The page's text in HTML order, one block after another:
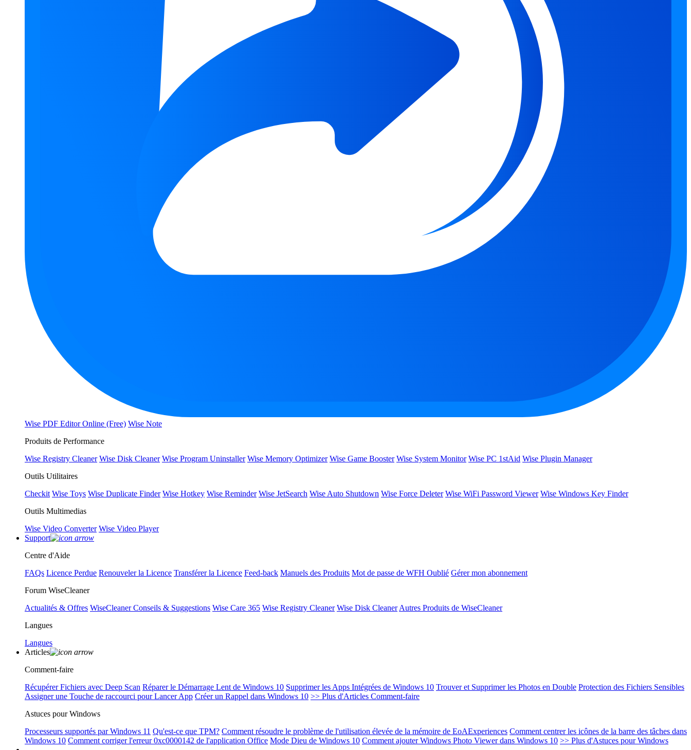
Wise PDF Editor Online (Free) Wise Note
Produits de Performance
Wise Registry Cleaner Wise Disk Cleaner Wise Program Uninstaller Wise Memory Optimizer Wise Game Booster Wise System Monitor Wise PC 1stAid Wise Plugin Manager
Outils Utilitaires
Checkit Wise Toys Wise Duplicate Finder Wise Hotkey Wise Reminder Wise JetSearch Wise Auto Shutdown Wise Force Deleter Wise WiFi Password Viewer Wise Windows Key Finder
Outils Multimedias
Wise Video Converter Wise Video Player
Support
Centre d'Aide
FAQs Licence Perdue Renouveler la Licence Transférer la Licence Feed-back Manuels des Produits Mot de passe de WFH Oublié Gérer mon abonnement
Forum WiseCleaner
Actualités & Offres WiseCleaner Conseils & Suggestions Wise Care 365 Wise Registry Cleaner Wise Disk Cleaner Autres Produits de WiseCleaner
Langues
Langues
Articles
Comment-faire
Récupérer Fichiers avec Deep Scan Réparer le Démarrage Lent de Windows 10 Supprimer les Apps Intégrées de Windows 10 Trouver et Supprimer les Photos en Double Protection des Fichiers Sensibles
Assigner une Touche de raccourci pour Lancer App Créer un Rappel dans Windows 10 >> Plus d'Articles Comment-faire
Astuces pour Windows
Processeurs supportés par Windows 11 Qu'est-ce que TPM? Comment résoudre le problème de l'utilisation élevée de la mémoire de EoAExperiences Comment centrer les icônes de la barre des tâches dans
Windows 10 Comment corriger l'erreur 0xc0000142 de l'application Office Mode Dieu de Windows 10 Comment ajouter Windows Photo Viewer dans Windows 10 >> Plus d'Astuces pour Windows